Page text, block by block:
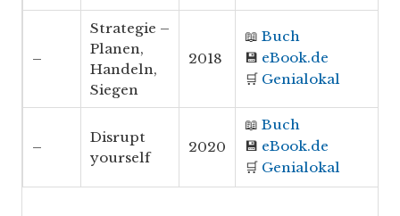
–
Strategie –
Planen,
Handeln,
Siegen
2018
📖 Buch
💾 eBook.de
🛒 Genialokal
–
Disrupt
yourself
2020
📖 Buch
💾 eBook.de
🛒 Genialokal